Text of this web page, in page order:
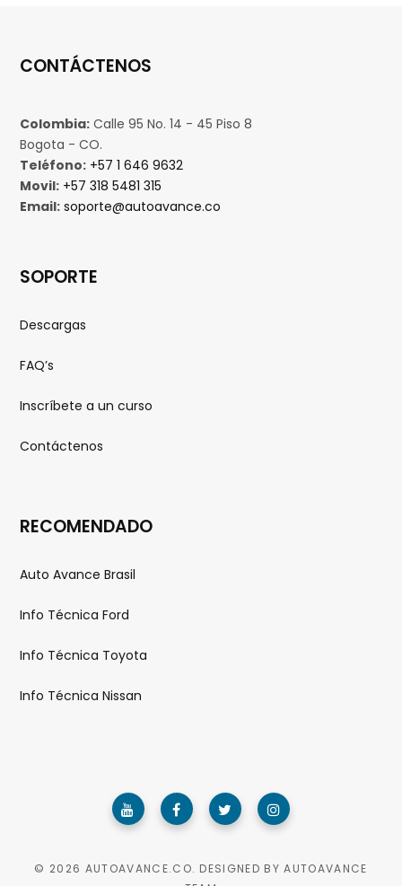
CONTÁCTENOS
Colombia: Calle 95 No. 14 - 45 Piso 8
Bogota - CO.
Teléfono: +57 1 646 9632
Movil: +57 318 5481 315
Email: soporte@autoavance.co
SOPORTE
Descargas
FAQ’s
Inscríbete a un curso
Contáctenos
RECOMENDADO
Auto Avance Brasil
Info Técnica Ford
Info Técnica Toyota
Info Técnica Nissan
© 2026 AUTOAVANCE.CO. DESIGNED BY AUTOAVANCE